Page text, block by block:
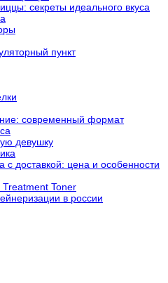
секреты идеального вкуса
пункт
современный формат
девушку
с доставкой: цена и особенности
Toner
в россии